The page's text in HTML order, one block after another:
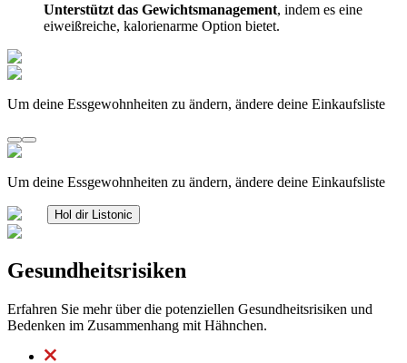
Unterstützt das Gewichtsmanagement, indem es eine
eiweißreiche, kalorienarme Option bietet.
Um deine Essgewohnheiten zu ändern, ändere deine Einkaufsliste
Um deine Essgewohnheiten zu ändern, ändere deine Einkaufsliste
Hol dir Listonic
Gesundheitsrisiken
Erfahren Sie mehr über die potenziellen Gesundheitsrisiken und
Bedenken im Zusammenhang mit Hähnchen.